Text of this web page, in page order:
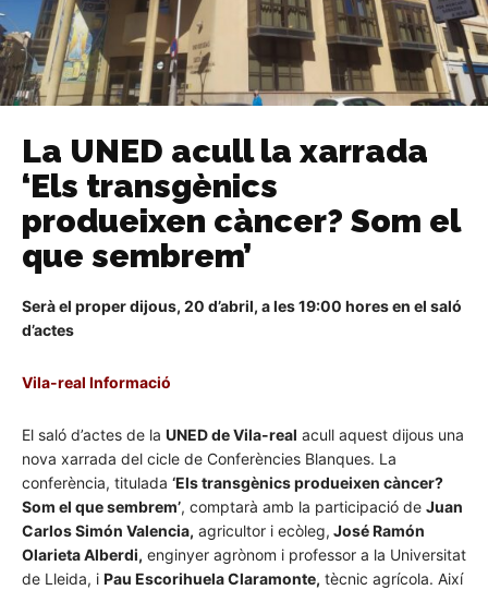
La UNED acull la xarrada
‘Els transgènics
produeixen càncer? Som el
que sembrem’
Serà el proper dijous, 20 d’abril, a les 19:00 hores en el saló
d’actes
Vila-real Informació
El saló d’actes de la UNED de Vila-real acull aquest dijous una
nova xarrada del cicle de Conferències Blanques. La
conferència, titulada ‘Els transgènics produeixen càncer?
Som el que sembrem’, comptarà amb la participació de Juan
Carlos Simón Valencia, agricultor i ecòleg, José Ramón
Olarieta Alberdi, enginyer agrònom i professor a la Universitat
de Lleida, i Pau Escorihuela Claramonte, tècnic agrícola. Així